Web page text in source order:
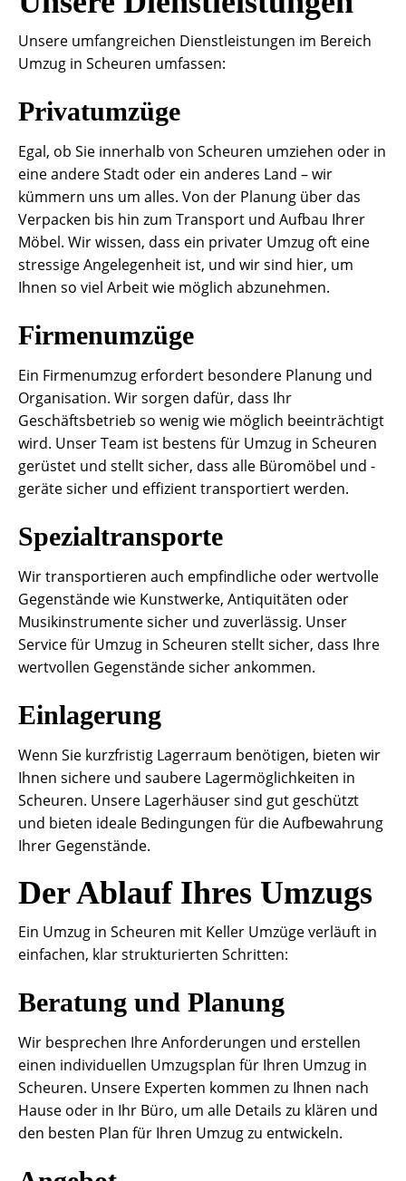
Unsere umfangreichen Dienstleistungen im Bereich
Umzug in Scheuren umfassen:
Privatumzüge
Egal, ob Sie innerhalb von Scheuren umziehen oder in
eine andere Stadt oder ein anderes Land – wir
kümmern uns um alles. Von der Planung über das
Verpacken bis hin zum Transport und Aufbau Ihrer
Möbel. Wir wissen, dass ein privater Umzug oft eine
stressige Angelegenheit ist, und wir sind hier, um
Ihnen so viel Arbeit wie möglich abzunehmen.
Firmenumzüge
Ein Firmenumzug erfordert besondere Planung und
Organisation. Wir sorgen dafür, dass Ihr
Geschäftsbetrieb so wenig wie möglich beeinträchtigt
wird. Unser Team ist bestens für Umzug in Scheuren
gerüstet und stellt sicher, dass alle Büromöbel und -
geräte sicher und effizient transportiert werden.
Spezialtransporte
Wir transportieren auch empfindliche oder wertvolle
Gegenstände wie Kunstwerke, Antiquitäten oder
Musikinstrumente sicher und zuverlässig. Unser
Service für Umzug in Scheuren stellt sicher, dass Ihre
wertvollen Gegenstände sicher ankommen.
Einlagerung
Wenn Sie kurzfristig Lagerraum benötigen, bieten wir
Ihnen sichere und saubere Lagermöglichkeiten in
Scheuren. Unsere Lagerhäuser sind gut geschützt
und bieten ideale Bedingungen für die Aufbewahrung
Ihrer Gegenstände.
Der Ablauf Ihres Umzugs
Ein Umzug in Scheuren mit Keller Umzüge verläuft in
einfachen, klar strukturierten Schritten:
Beratung und Planung
Wir besprechen Ihre Anforderungen und erstellen
einen individuellen Umzugsplan für Ihren Umzug in
Scheuren. Unsere Experten kommen zu Ihnen nach
Hause oder in Ihr Büro, um alle Details zu klären und
den besten Plan für Ihren Umzug zu entwickeln.